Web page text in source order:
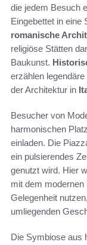
die jedem Besuch
Eingebettet in eine
romanische
religiöse Stätten
Baukunst.
erzählen
der Architektur in
Besucher von
harmonischen
einladen. Die
ein pulsierendes
genutzt wird. Hier
mit dem
Gelegenheit
umliegenden
Die Symbiose aus